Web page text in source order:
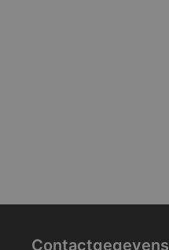
Contactgegevens